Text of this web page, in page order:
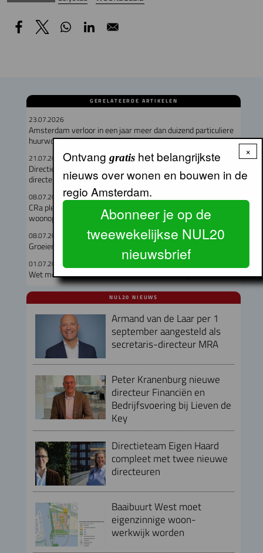
GERELATEERDE ARTIKELEN
23.07.2026
Amsterdam verloor in een jaar meer dan duizend particuliere
huurwoningen
21.07.2026
Directieteam Eigen Haard compleet met twee nieuwe
directeuren
08.07.2026
CRa pleit voor kwaliteit en verbeeldingskracht in de
woonopgave
08.07.2026
Groeiende druk op wonen en leefomgeving Noord-Holland
01.07.2026
Wet moet drempels voor wooncoöperaties wegnemen
NUL20 NIEUWS
Armand van de Laar per 1
september aangesteld als
secretaris-directeur MRA
Peter Kranenburg nieuwe
directeur Financiën en
Bedrijfsvoering bij Lieven de
Key
Directieteam Eigen Haard
compleet met twee nieuwe
directeuren
Baaibuurt West moet
eigenzinnige woon-
werkwijk worden
×
Ontvang gratishet belangrijkste
nieuws over wonen en bouwen in de
regio Amsterdam.
Abonneer je op de
tweewekelijkse NUL20
nieuwsbrief